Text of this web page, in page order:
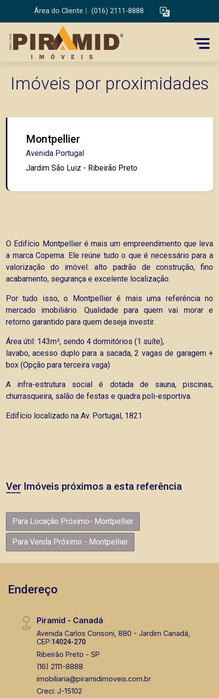
Área do Cliente (016) 2111-8888
Imóveis por proximidades
Montpellier
Avenida Portugal
Jardim São Luiz - Ribeirão Preto
O Edifício Montpellier é mais um empreendimento que leva
a marca Copema. Ele reúne tudo o que é necessário para a
valorização do imóvel: alto padrão de construção, fino
acabamento, segurança e excelente localização.
Por tudo isso, o Montpellier é mais uma referência no
mercado imobiliário. Qualidade para quem vai morar e
retorno garantido para quem deseja investir.
Área útil: 143m², sendo 4 dormitórios (1 suíte),
lavabo, acesso duplo para a sacada, 2 vagas de garagem +
box (Opção para terceira vaga)
A infra-estrutura social é dotada de sauna, piscinas,
churrasqueira, salão de festas e quadra poli-esportiva.
Edifício localizado na Av. Portugal, 1821
Ver Imóveis próximos a esta referência
Para Locação Próximo- Montpellier
Para Venda Próximo - Montpellier
Endereço
Piramid - Canadá
Avenida Carlos Consoni, 880 - Jardim Canadá,
CEP:14024-270
Ribeirão Preto - SP
(16) 2111-8888
imobiliaria@piramidimoveis.com.br
Creci: J-15102